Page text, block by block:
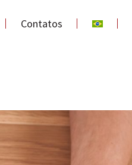
Contatos